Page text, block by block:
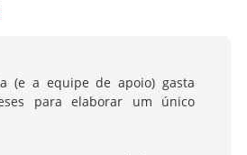
(e a equipe de apoio) gasta
para elaborar um único